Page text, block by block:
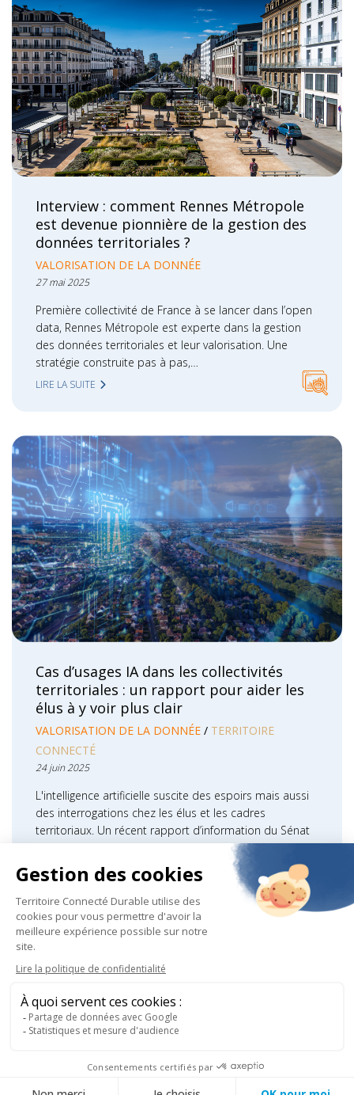
Interview : comment Rennes Métropole
est devenue pionnière de la gestion des
données territoriales ?
VALORISATION DE LA DONNÉE
27 mai 2025
Première collectivité de France à se lancer dans l’open
data, Rennes Métropole est experte dans la gestion
des données territoriales et leur valorisation. Une
stratégie construite pas à pas,…
LIRE LA SUITE
Cas d’usages IA dans les collectivités
territoriales : un rapport pour aider les
élus à y voir plus clair
VALORISATION DE LA DONNÉE
TERRITOIRE
CONNECTÉ
24 juin 2025
L'intelligence artificielle suscite des espoirs mais aussi
des interrogations chez les élus et les cadres
territoriaux. Un récent rapport d’information du Sénat
les invite, au travers d’exemples…
LIRE LA SUITE
Découvrez le Groupe Sogetrel
Informations
© 2025 - Sogetrel / Tous droits réservés